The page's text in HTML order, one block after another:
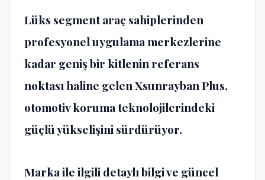
Lüks segment araç sahiplerinden
profesyonel uygulama merkezlerine
kadar geniş bir kitlenin referans
noktası haline gelen Xsunrayban Plus,
otomotiv koruma teknolojilerindeki
güçlü yükselişini sürdürüyor.
Marka ile ilgili detaylı bilgi ve güncel